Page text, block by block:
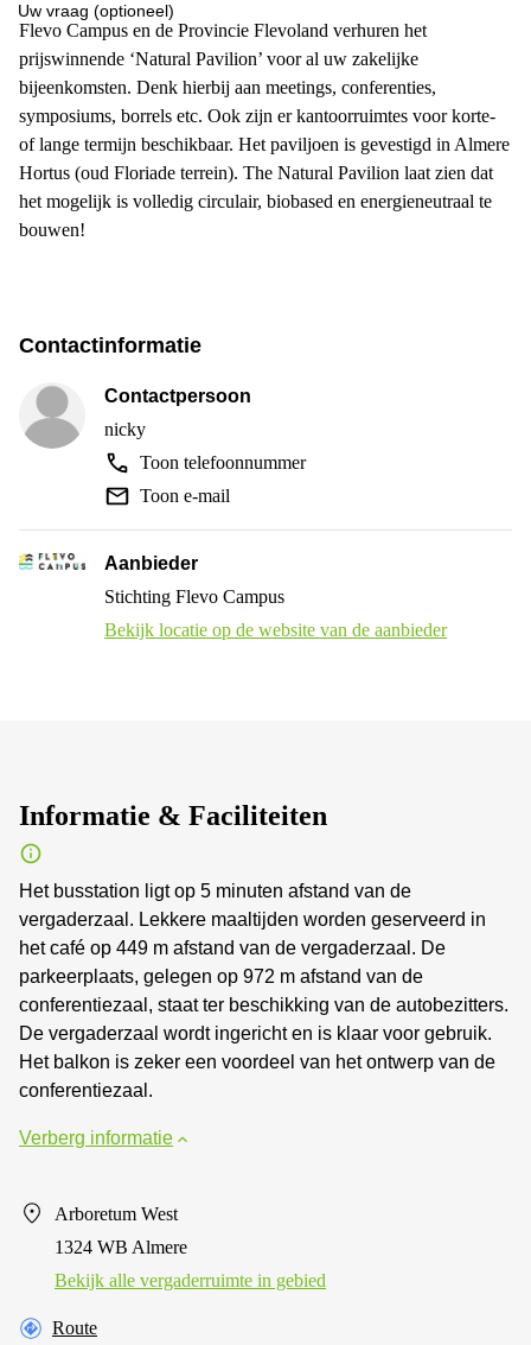
Uw vraag (optioneel)
Flevo Campus en de Provincie Flevoland verhuren het
prijswinnende ‘Natural Pavilion’ voor al uw zakelijke
bijeenkomsten. Denk hierbij aan meetings, conferenties,
symposiums, borrels etc. Ook zijn er kantoorruimtes voor korte-
of lange termijn beschikbaar. Het paviljoen is gevestigd in Almere
Hortus (oud Floriade terrein). The Natural Pavilion laat zien dat
het mogelijk is volledig circulair, biobased en energieneutraal te
bouwen!
Contactinformatie
Contactpersoon
nicky
Toon telefoonnummer
Toon e-mail
Aanbieder
Stichting Flevo Campus
Bekijk locatie op de website van de aanbieder
Informatie & Faciliteiten
Het busstation ligt op 5 minuten afstand van de
vergaderzaal. Lekkere maaltijden worden geserveerd in
het café op 449 m afstand van de vergaderzaal. De
parkeerplaats, gelegen op 972 m afstand van de
conferentiezaal, staat ter beschikking van de autobezitters.
De vergaderzaal wordt ingericht en is klaar voor gebruik.
Het balkon is zeker een voordeel van het ontwerp van de
conferentiezaal.
Verberg informatie
Arboretum West
1324 WB Almere
Bekijk alle vergaderruimte in gebied
Route